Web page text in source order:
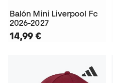
Balón Mini Liverpool Fc
2026-2027
14,99 €